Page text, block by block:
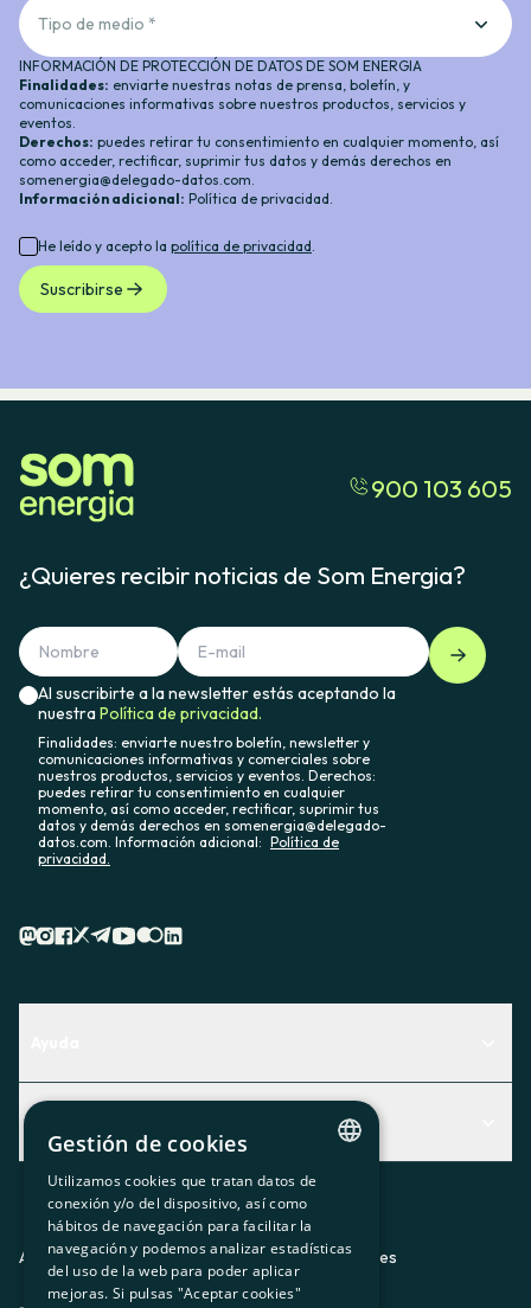
Tipo de medio *
INFORMACIÓN DE PROTECCIÓN DE DATOS DE SOM ENERGIA
Finalidades: enviarte nuestras notas de prensa, boletín, y
comunicaciones informativas sobre nuestros productos, servicios y
eventos.
Derechos: puedes retirar tu consentimiento en cualquier momento, así
como acceder, rectificar, suprimir tus datos y demás derechos en
somenergia@delegado-datos.com.
Información adicional: Política de privacidad.
He leído y acepto la política de privacidad.
Suscribirse
900 103 605
¿Quieres recibir noticias de Som Energia?
Al suscribirte a la newsletter estás aceptando la
nuestraPolítica de privacidad.
Finalidades: enviarte nuestro boletín, newsletter y
comunicaciones informativas y comerciales sobre
nuestros productos, servicios y eventos. Derechos:
puedes retirar tu consentimiento en cualquier
momento, así como acceder, rectificar, suprimir tus
datos y demás derechos en somenergia@delegado-
datos.com. Información adicional: Política de
privacidad.
Descubre qué servicio te encaja mejor
Contacto
Actualidad
El rincón de la socia
Prensa
Trabaja con nosotros
Aviso legalPolítica de privacidadPolítica de cookies
CATALAN
SPANISH
GL
Gestión de cookies
Utilizamos cookies que tratan datos de
conexión y/o del dispositivo, así como
hábitos de navegación para facilitar la
navegación y podemos analizar estadísticas
del uso de la web para poder aplicar
mejoras. Si pulsas "Aceptar cookies"